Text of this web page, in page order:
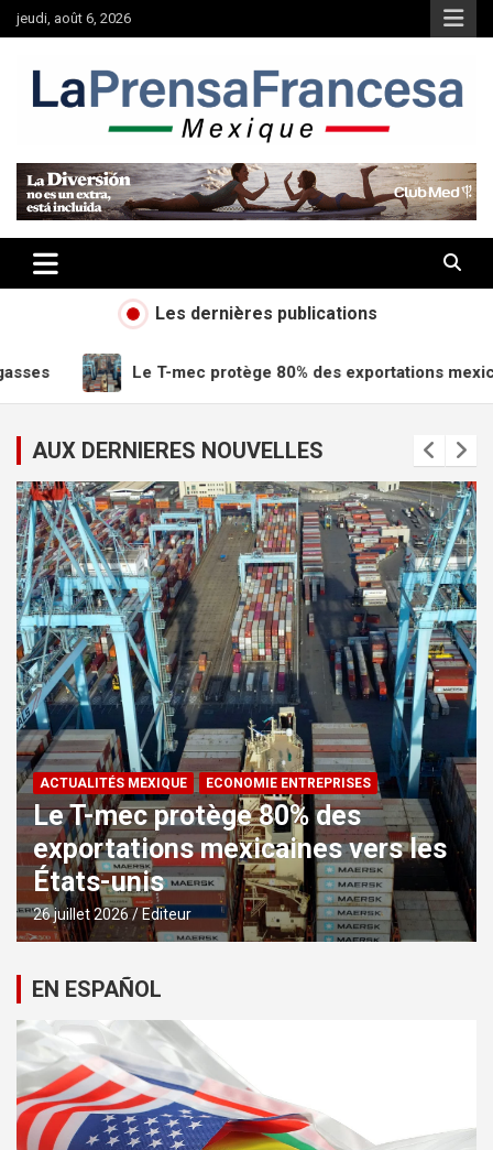
Aller
au
jeudi, août 6, 2026
Les dernières publications
80% des exportations mexicaines vers les États-unis
AUX DERNIERES NOUVELLES
ACTUALITÉS MEXIQUE ECONOMIE ENTREPRISES
Le T-mec protège 80% des
exportations mexicaines vers les
États-unis
26 juillet 2026 Editeur
EN ESPAÑOL